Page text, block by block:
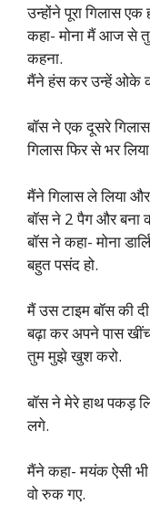
उन्होंने पूरा गिलास
कहा- मोना मैं आज से
कहना.
मैंने हंस कर उन्हें ओके
बॉस ने एक दूसरे
गिलास फिर से भर
मैंने गिलास ले लिया
बॉस ने 2 पैग और बना
बॉस ने कहा- मोना
बहुत पसंद हो.
मैं उस टाइम बॉस की
बढ़ा कर अपने पास
तुम मुझे खुश करो.
बॉस ने मेरे हाथ पकड़
लगे.
मैंने कहा- मयंक ऐसी भी
वो रुक गए.